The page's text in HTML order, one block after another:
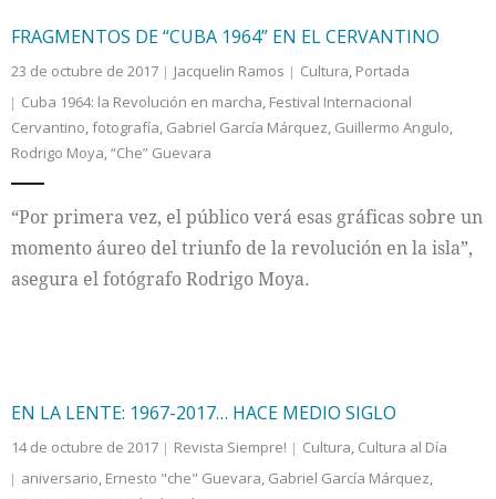
FRAGMENTOS DE “CUBA 1964” EN EL CERVANTINO
23 de octubre de 2017 Jacquelin Ramos Cultura, Portada
Cuba 1964: la Revolución en marcha, Festival Internacional
Cervantino,fotografía, Gabriel García Márquez, Guillermo Angulo,
Rodrigo Moya,“Che” Guevara
“Por primera vez, el público verá esas gráficas sobre un
momento áureo del triunfo de la revolución en la isla”,
asegura el fotógrafo Rodrigo Moya.
EN LA LENTE: 1967-2017… HACE MEDIO SIGLO
14 de octubre de 2017 Revista Siempre! Cultura, Cultura al Día
aniversario, Ernesto "che" Guevara, Gabriel García Márquez,